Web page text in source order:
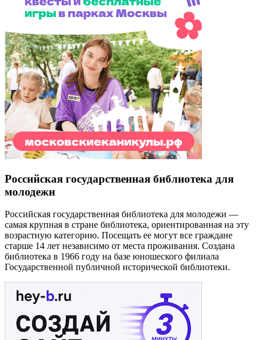
Российская государственная библиотека для
молодежи
Российская государственная библиотека для молодежи —
самая крупная в стране библиотека, ориентированная на эту
возрастную категорию. Посещать ее могут все граждане
старше 14 лет независимо от места проживания. Создана
библиотека в 1966 году на базе юношеского филиала
Государственной публичной исторической библиотеки.